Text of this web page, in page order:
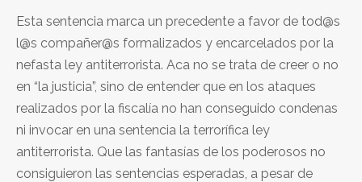
Esta sentencia marca un precedente a favor de tod@s
l@s compañer@s formalizados y encarcelados por la
nefasta ley antiterrorista. Aca no se trata de creer o no
en “la justicia”, sino de entender que en los ataques
realizados por la fiscalía no han conseguido condenas
ni invocar en una sentencia la terrorífica ley
antiterrorista. Que las fantasías de los poderosos no
consiguieron las sentencias esperadas, a pesar de